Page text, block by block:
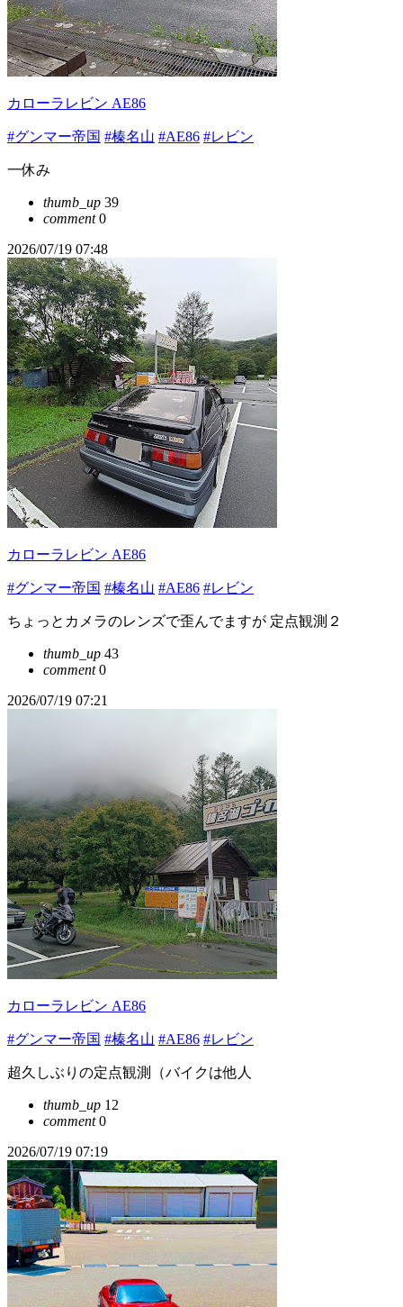
カローラレビン AE86
#グンマー帝国 #榛名山 #AE86 #レビン
一休み
thumb_up 39
comment0
2026/07/19 07:48
カローラレビン AE86
#グンマー帝国 #榛名山 #AE86 #レビン
ちょっとカメラのレンズで歪んでますが 定点観測２
thumb_up 43
comment0
2026/07/19 07:21
カローラレビン AE86
#グンマー帝国 #榛名山 #AE86 #レビン
超久しぶりの定点観測（バイクは他人
thumb_up 12
comment0
2026/07/19 07:19